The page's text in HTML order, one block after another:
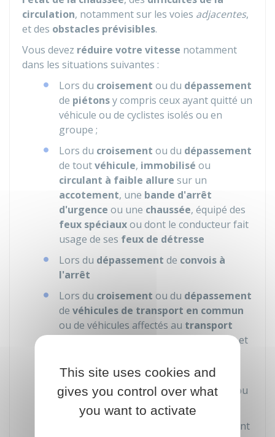
circulation, notamment sur les voies adjacentes,
et des obstacles prévisibles.
Vous devez réduire votre vitesse notamment
dans les situations suivantes :
Lors du croisement ou du dépassement
de piétonsy compris ceux ayant quitté un
véhicule ou de cyclistes isolés ou en
groupe ;
Lors du croisement ou du dépassement
de toutvéhicule, immobilisé ou
circulant à faible allure sur un
accotement, une bande d'arrêt
d'urgence ou une chaussée, équipé des
feux spéciauxou dont le conducteur fait
usage de ses feux de détresse
Lors du dépassement de convois à
l'arrêt
Lors du croisement ou du dépassement
de véhicules de transport en commun
ou de véhicules affectés au transport
descenteet
Dans tous les cas où laroute ne vous
apparaîtpas entièrement dégagée
, ou
risque d'être glissante
sont
This site uses cookies and
gives you control over what
you want to activate